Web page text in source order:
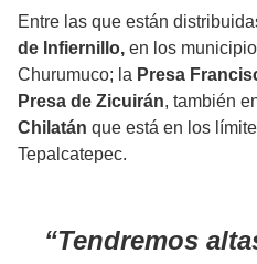
Entre las que están
de Infiernillo, en los
Churumuco; la Presa
Presa de Zicuirán, también
Chilatán que está en los
Tepalcatepec.
Tendremos